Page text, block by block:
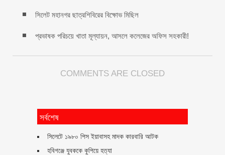
সিলেট মহানগর ছাত্রশিবিরের বিক্ষোভ মিছিল
প্রভাষক পরিচয়ে খাতা মূল্যায়ন, আসলে কলেজের অফিস সহকারী!
COMMENTS ARE CLOSED
সর্বশেষ
সিলেটে ১৯৮০ পিস ইয়াবাসহ মাদক কারবারি আটক
হবিগঞ্জে যুবককে কুপিয়ে হত্যা